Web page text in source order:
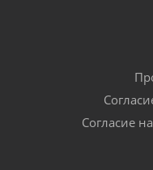
Согласие